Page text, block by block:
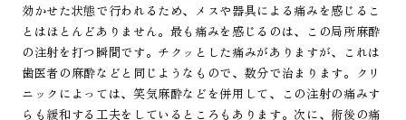
効かせた状態で行われるため、メスや器具による痛みを感じるこ
とはほとんどありません。最も痛みを感じるのは、この局所麻酔
の注射を打つ瞬間です。チクッとした痛みがありますが、これは
歯医者の麻酔などと同じようなもので、数分で治まります。クリ
ニックによっては、笑気麻酔などを併用して、この注射の痛みす
らも緩和する工夫をしているところもあります。次に、術後の痛